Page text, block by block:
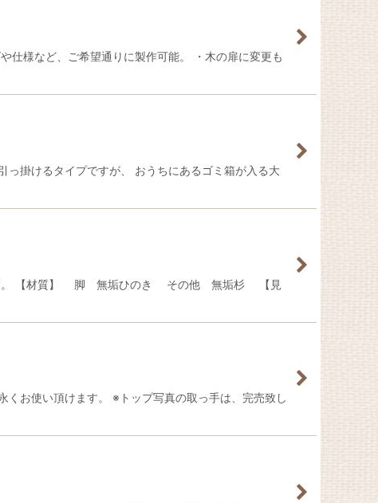
仕様など、ご希望通りに製作可能。 ・木の扉に変更も
掛けるタイプですが、 おうちにあるゴミ箱が入る大
す。 【材質】 脚 無垢ひのき その他 無垢杉 【見
くお使い頂けます。 ※トップ写真の取っ手は、完売致し